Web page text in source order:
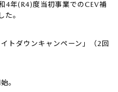
4年(R4)度当初事業でのCEV補
た。
トダウンキャンペーン」（2回
。